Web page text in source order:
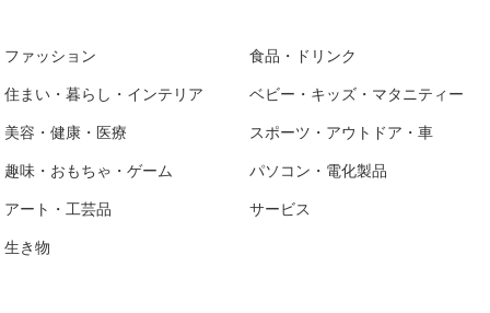
ファッション 食品・ドリンク
住まい・暮らし・インテリア ベビー・キッズ・マタニティー
美容・健康・医療 スポーツ・アウトドア・車
趣味・おもちゃ・ゲーム パソコン・電化製品
アート・工芸品 サービス
生き物